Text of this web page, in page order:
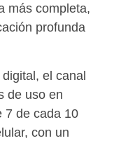
más completa,
profunda
el canal
de uso en
7 de cada 10
con un